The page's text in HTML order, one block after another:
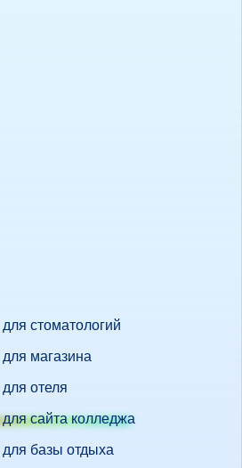
стоматологий
магазина
отеля
сайта колледжа
для базы отдыха